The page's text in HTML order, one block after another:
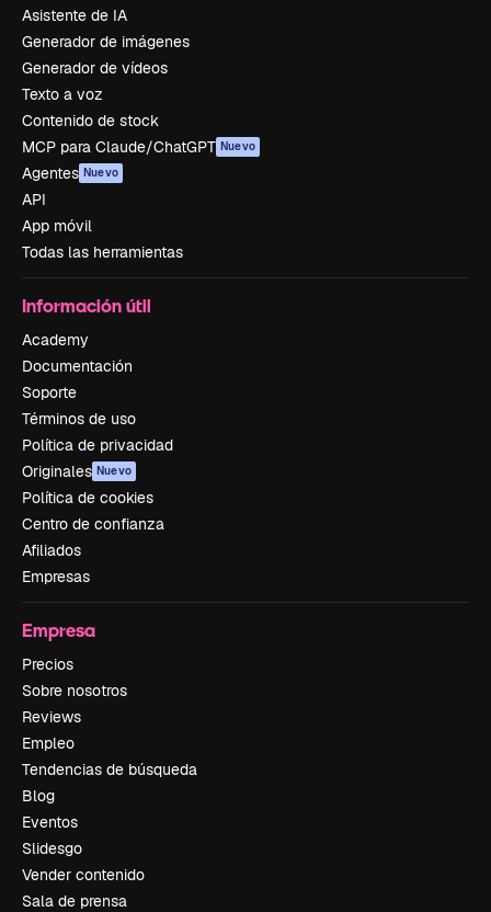
Asistente de IA
Generador de imágenes
Generador de vídeos
Texto a voz
Contenido de stock
MCP para Claude/ChatGPT Nuevo
Agentes Nuevo
API
App móvil
Todas las herramientas
Información útil
Academy
Documentación
Soporte
Términos de uso
Política de privacidad
Originales Nuevo
Política de cookies
Centro de confianza
Afiliados
Empresas
Empresa
Precios
Sobre nosotros
Reviews
Empleo
Tendencias de búsqueda
Blog
Eventos
Slidesgo
Vender contenido
Sala de prensa